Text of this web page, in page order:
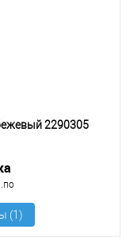
2290305